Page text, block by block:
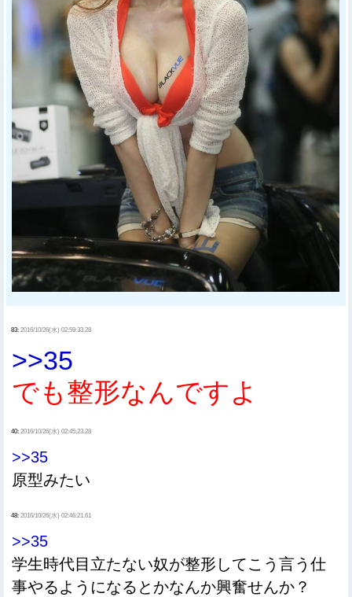
83: 2016/10/26(水) 02:59:33.28
>>35
でも整形なんですよ
40: 2016/10/26(水) 02:45:23.28
>>35
原型みたい
48: 2016/10/26(水) 02:46:21.61
>>35
学生時代目立たない奴が整形してこう言う仕
事やるようになるとかなんか興奮せんか？